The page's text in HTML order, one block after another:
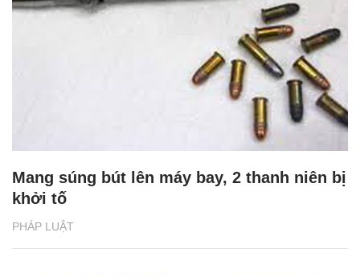
PHÁP LUẬT
Mang súng bút lên máy bay, 2 thanh niên bị
khởi tố